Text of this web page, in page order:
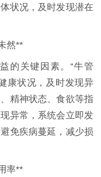
状况，及时发现潜在
然**
的关键因素。“牛管
康状况，及时发现异
精神状态、食欲等指
异常，系统会立即发
免疾病蔓延，减少损
率**